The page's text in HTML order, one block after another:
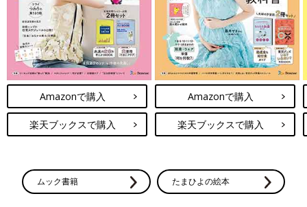
Amazonで購入
楽天ブックスで購入
Amazonで購入
楽天ブックスで購入
ムック書籍 たまひよの絵本